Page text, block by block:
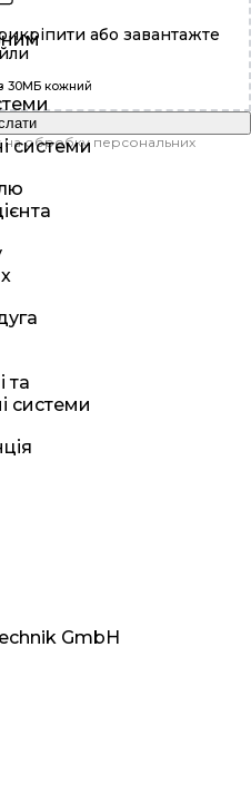
системи
та
системи
GmbH
або завантажте
30МБ кожний
на обробку персональних